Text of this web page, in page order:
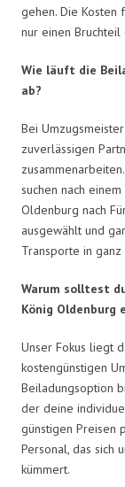
gehen. Die Kosten
nur einen
Wie läuft die
ab?
Bei
zuverlässigen
suchen nach
Oldenburg nach
ausgewählt und
Transporte in ganz
Warum solltest
König Oldenburg
Unser Fokus liegt
kostengünstigen
Beiladungsoption
der deine
günstigen Preisen
Personal, das sich
kümmert.